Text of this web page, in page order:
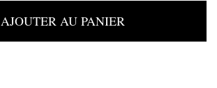
AJOUTER AU PANIER